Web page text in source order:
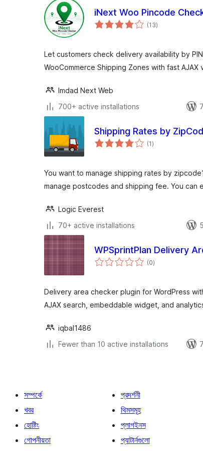
iNext Woo Pincode
(13total
ratings
)
Let customers check delivery availability by
WooCommerce Shipping Zones with fast AJAX
Imdad Next Web
700+ active installations
Shipping Rates by
(1total
ratings
)
You want to manage shipping rates by
manage postcodes and shipping fee. You can
Logic Everest
70+ active installations
WPSprintPlan Delivery
(0total
ratings
)
Delivery area checker plugin for WordPress
AJAX search, embeddable widget, and
iqbal1486
Fewer than 10 active installations
সম্পর্কে
খবর
হোষ্টিং
গোপনীয়তা
প্রদর্শনী
থিমসমূহ
প্লাগইনস
প্যাটার্নগুলো